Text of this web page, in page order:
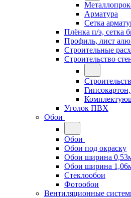
Арматура
Сетка
Плёнка п/э, сетка
Профиль, лист
Строительные
Строительство
Уголок ПВХ
Обои
Обои
Обои под окраску
Обои ширина
Обои ширина
Стеклообои
Фотообои
Вентиляционные